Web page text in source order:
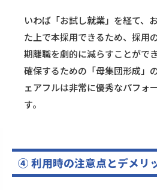
いわば「お試し就業」を経て、
た上で本採用できるため、採用
期離職を劇的に減らすことがで
確保するための「母集団形成」
ェアフルは非常に優秀なパフォ
す。
④ 利用時の注意点とデメリ